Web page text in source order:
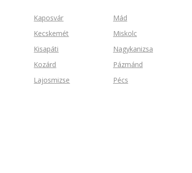
Kaposvár
Kecskemét
Kisapáti
Kozárd
Lajosmizse
Mád
Miskolc
Nagykanizsa
Pázmánd
Pécs